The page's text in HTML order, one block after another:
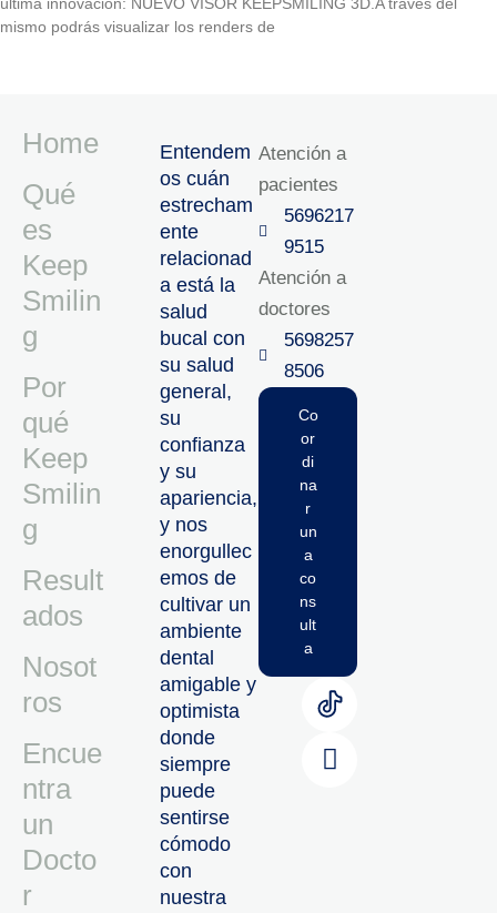
mismo podrás visualizar los renders de
Home
Qué
es
Keep
Smilin
g
Por
qué
Keep
Smilin
g
Result
ados
Nosot
ros
Encue
ntra
un
Docto
r
Entendem
os cuán
estrecham
ente
relacionad
a está la
salud
bucal con
su salud
general,
su
confianza
y su
apariencia,
y nos
enorgullec
emos de
cultivar un
ambiente
dental
amigable y
optimista
donde
siempre
puede
sentirse
cómodo
con
nuestra
Atención a
pacientes
5696217
9515‬
Atención a
doctores
5698257
8506‬
Co
or
di
na
r
un
a
co
ns
ult
a